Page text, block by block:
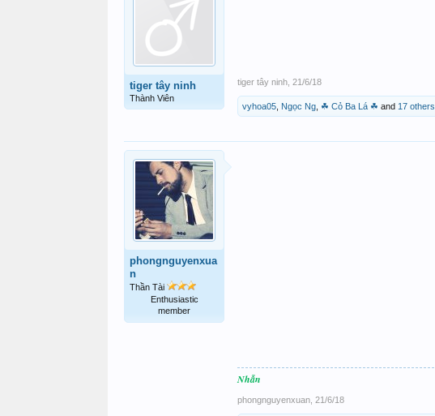
tiger tây ninh
Thành Viên
tiger tây ninh 21/6/18
vyhoa05 Ngọc Ng ☘ Cỏ Ba Lá ☘ and 17 others
phongnguyenxua
n
Thần Tài
Enthusiastic
member
Nhẫn
phongnguyenxuan 21/6/18